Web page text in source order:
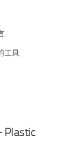
,
工具,